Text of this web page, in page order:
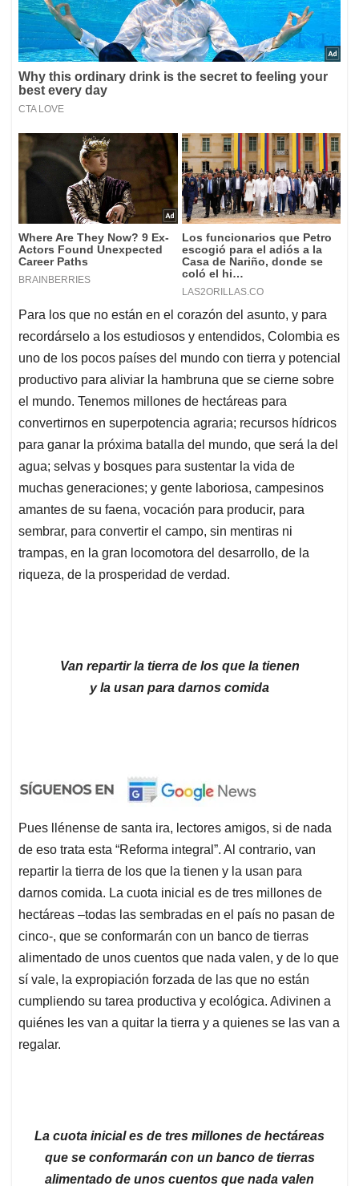
Para los que no están en el corazón del asunto, y para
recordárselo a los estudiosos y entendidos, Colombia es
uno de los pocos países del mundo con tierra y potencial
productivo para aliviar la hambruna que se cierne sobre
el mundo. Tenemos millones de hectáreas para
convertirnos en superpotencia agraria; recursos hídricos
para ganar la próxima batalla del mundo, que será la del
agua; selvas y bosques para sustentar la vida de
muchas generaciones; y gente laboriosa, campesinos
amantes de su faena, vocación para producir, para
sembrar, para convertir el campo, sin mentiras ni
trampas, en la gran locomotora del desarrollo, de la
riqueza, de la prosperidad de verdad.
Van repartir la tierra de los que la tienen
y la usan para darnos comida
Pues llénense de santa ira, lectores amigos, si de nada
de eso trata esta “Reforma integral”. Al contrario, van
repartir la tierra de los que la tienen y la usan para
darnos comida. La cuota inicial es de tres millones de
hectáreas –todas las sembradas en el país no pasan de
cinco-, que se conformarán con un banco de tierras
alimentado de unos cuentos que nada valen, y de lo que
sí vale, la expropiación forzada de las que no están
cumpliendo su tarea productiva y ecológica. Adivinen a
quiénes les van a quitar la tierra y a quienes se las van a
regalar.
La cuota inicial es de tres millones de hectáreas
que se conformarán con un banco de tierras
alimentado de unos cuentos que nada valen